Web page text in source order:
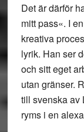
Det är därför
mitt pass«. I
kreativa
lyrik. Han ser
och sitt eget
utan gränser.
till svenska av
ryms i en